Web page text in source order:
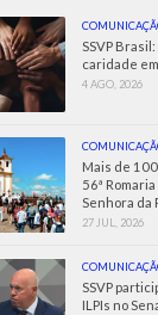
SSVP
caridade
4 AGO, 2026
Mais de
56ª
Senhora da
27 JUL, 2026
SSVP
ILPIs no